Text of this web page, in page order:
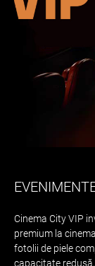
Cinema City VIP
premium la
fotolii de piele
capacitate